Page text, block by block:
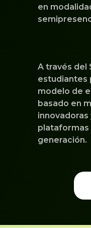
en
A través del
estudiantes
modelo de
basado en
plataformas
generación.